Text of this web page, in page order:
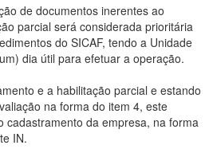
de documentos inerentes ao
parcial será considerada prioritária
do SICAF, tendo a Unidade
dia útil para efetuar a operação.
e a habilitação parcial e estando
na forma do item 4, este
cadastramento da empresa, na forma
IN.